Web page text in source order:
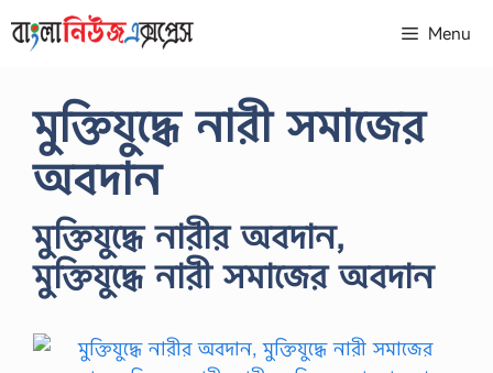
to
Menu
মুক্তিযুদ্ধে নারী সমাজের
অবদান
মুক্তিযুদ্ধে নারীর অবদান,
মুক্তিযুদ্ধে নারী সমাজের অবদান